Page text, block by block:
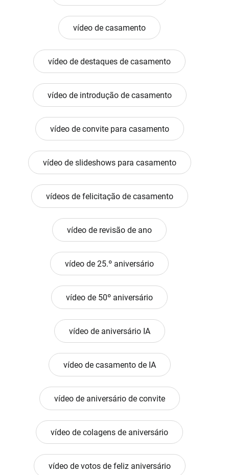
vídeo de casamento
vídeo de destaques de casamento
vídeo de introdução de casamento
vídeo de convite para casamento
vídeo de slideshows para casamento
vídeos de felicitação de casamento
vídeo de revisão de ano
vídeo de 25.º aniversário
vídeo de 50º aniversário
vídeo de aniversário IA
vídeo de casamento de IA
vídeo de aniversário de convite
vídeo de colagens de aniversário
vídeo de votos de feliz aniversário